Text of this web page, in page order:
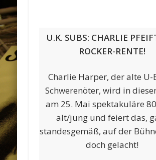
U.K. SUBS: CHARLIE
ROCKER-RENTE!
Charlie Harper, der alte U-
Schwerenöter, wird in
am 25. Mai spektakuläre
alt/jung und feiert das,
standesgemäß, auf der
doch gelacht!